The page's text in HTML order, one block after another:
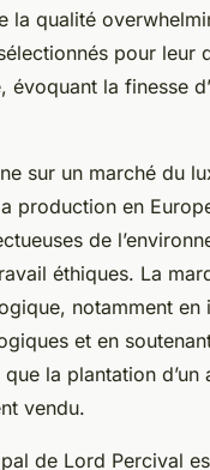
la qualité
pour leur
évoquant la finesse
sur un marché du
production en
de
éthiques. La
notamment en
et en
la plantation d’un
vendu.
de Lord Percival